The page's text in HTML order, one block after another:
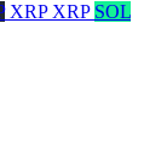
XRP XRP SOL